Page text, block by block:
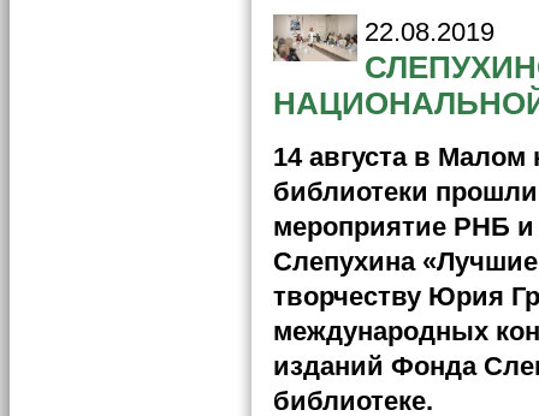
22.08.2019
14 августа в
библиотеки
мероприятие РНБ
Слепухина
творчеству Юрия
международных
изданий Фонда
библиотеке.